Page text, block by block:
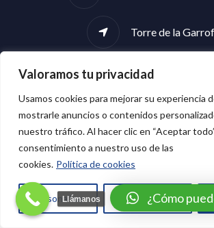
Valoramos tu privacidad
Usamos cookies para mejorar su experiencia
mostrarle anuncios o contenidos
nuestro tráfico. Al hacer clic en “Aceptar
consentimiento a nuestro uso de las
cookies. Política de cookies
Personalizar Rechazar todo
Torre de la
Translate »
Llámanos ¿Cómo